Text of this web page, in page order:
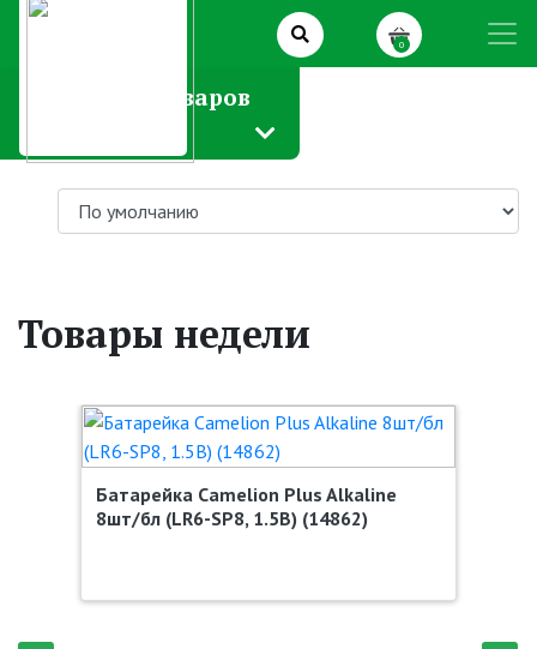
0
Каталог товаров
Товары недели
Батарейка Camelion Plus Alkaline
8шт/бл (LR6-SP8, 1.5В) (14862)